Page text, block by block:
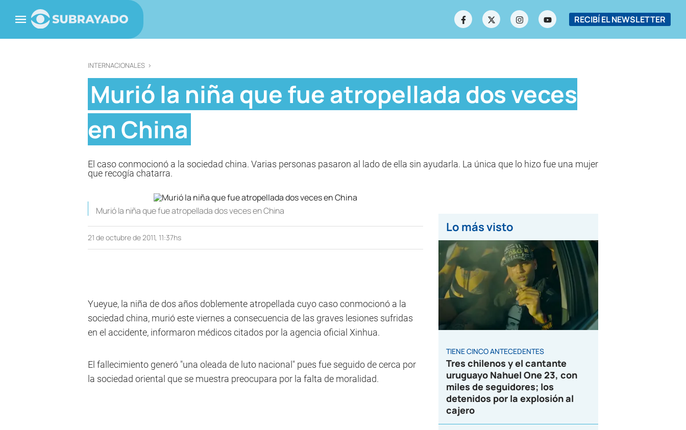
RECIBÍ EL NEWSLETTER
INTERNACIONALES >
Murió la niña que fue atropellada dos veces
en China
El caso conmocionó a la sociedad china. Varias personas pasaron al lado de ella sin ayudarla. La única que lo hizo fue una mujer
que recogía chatarra.
Murió la niña que fue atropellada dos veces en China
21 de octubre de 2011, 11:37hs
Yueyue, la niña de dos años doblemente atropellada cuyo caso conmocionó a la
sociedad china, murió este viernes a consecuencia de las graves lesiones sufridas
en el accidente, informaron médicos citados por la agencia oficial Xinhua.
El fallecimiento generó "una oleada de luto nacional" pues fue seguido de cerca por
la sociedad oriental que se muestra preocupara por la falta de moralidad.
Lo más visto
TIENE CINCO ANTECEDENTES
Tres chilenos y el cantante
uruguayo Nahuel One 23, con
miles de seguidores; los
detenidos por la explosión al
cajero